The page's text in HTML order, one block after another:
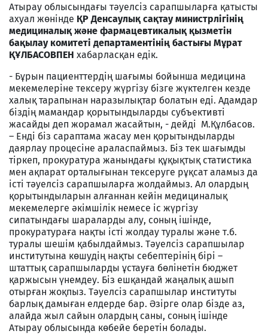
Атырау облысындағы тәуелсіз сарапшыларға қатысты
ахуал жөнінде ҚР Денсаулық сақтау министрлігінің
медициналық және фармацевтикалық қызметін
бақылау комитеті департаментінің бастығы Мұрат
ҚҰЛБАСОВПЕН хабарласқан едік.
- Бұрын пациенттердің шағымы бойынша медицина
мекемелеріне тексеру жүргізу бізге жүктелген кезде
халық тарапынан наразылықтар болатын еді. Адамдар
біздің мамандар қорытындыларды субъективті
жасайды деп жорамал жасайтын, - дейді М.Құлбасов.
– Енді біз сараптама жасау мен қорытындыларды
даярлау процесіне араласпаймыз. Біз тек шағымды
тіркеп, прокуратура жанындағы құқықтық статистика
мен ақпарат орталығынан тексеруге рұқсат аламыз да
істі тәуелсіз сарапшыларға жолдаймыз. Ал олардың
қорытындыларын алғаннан кейін медициналық
мекемелерге әкімшілік немесе іс жүргізу
сипатындағы шараларды алу, соның ішінде,
прокуратураға нақты істі жолдау туралы және т.б.
туралы шешім қабылдаймыз. Тәуелсіз сарапшылар
институтына көшудің нақты себептерінің бірі –
штаттық сарапшыларды ұстауға бөлінетін бюджет
қаржысын үнемдеу. Біз ешқандай жаңалық ашып
отырған жоқпыз. Тәуелсіз сарапшылар институты
барлық дамыған елдерде бар. Әзірге олар бізде аз,
алайда жыл сайын олардың саны, соның ішінде
Атырау облысында көбейе беретін болады.